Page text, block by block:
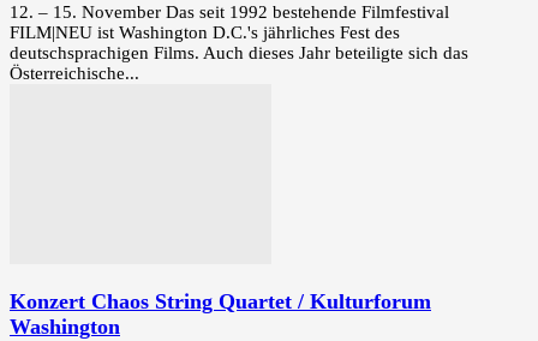
12. – 15. November Das seit 1992 bestehende Filmfestival
FILM|NEU ist Washington D.C.'s jährliches Fest des
deutschsprachigen Films. Auch dieses Jahr beteiligte sich das
Österreichische...
Konzert Chaos String Quartet / Kulturforum
Washington